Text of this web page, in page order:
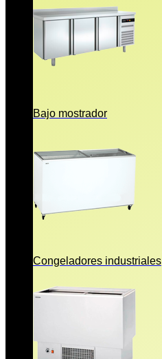
Bajo mostrador
Congeladores industriales